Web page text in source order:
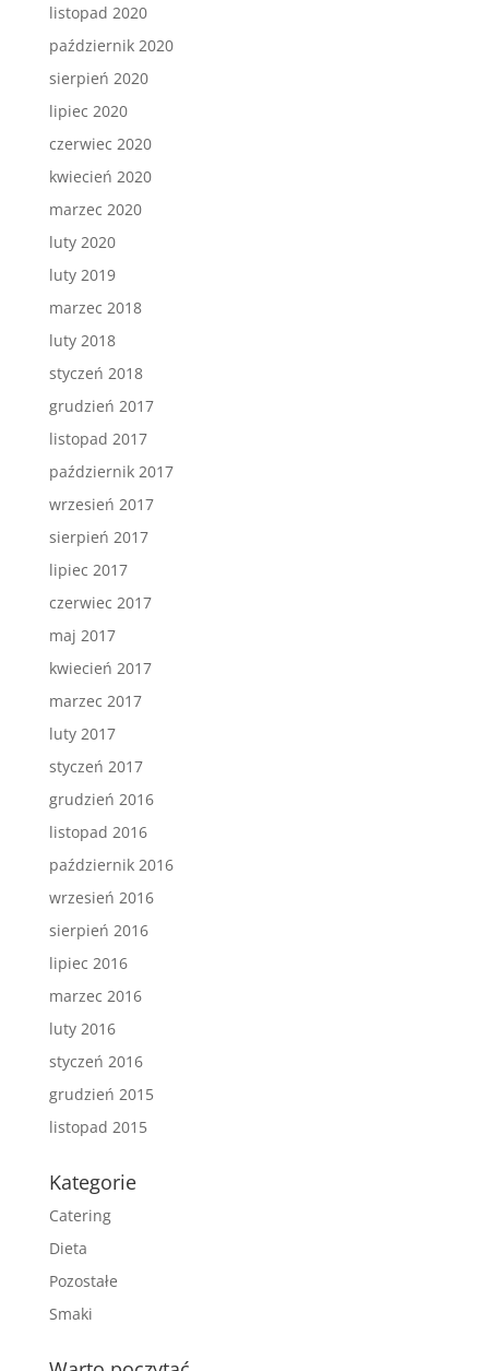
listopad 2020
październik 2020
sierpień 2020
lipiec 2020
czerwiec 2020
kwiecień 2020
marzec 2020
luty 2020
luty 2019
marzec 2018
luty 2018
styczeń 2018
grudzień 2017
listopad 2017
październik 2017
wrzesień 2017
sierpień 2017
lipiec 2017
czerwiec 2017
maj 2017
kwiecień 2017
marzec 2017
luty 2017
styczeń 2017
grudzień 2016
listopad 2016
październik 2016
wrzesień 2016
sierpień 2016
lipiec 2016
marzec 2016
luty 2016
styczeń 2016
grudzień 2015
listopad 2015
Kategorie
Catering
Dieta
Pozostałe
Smaki